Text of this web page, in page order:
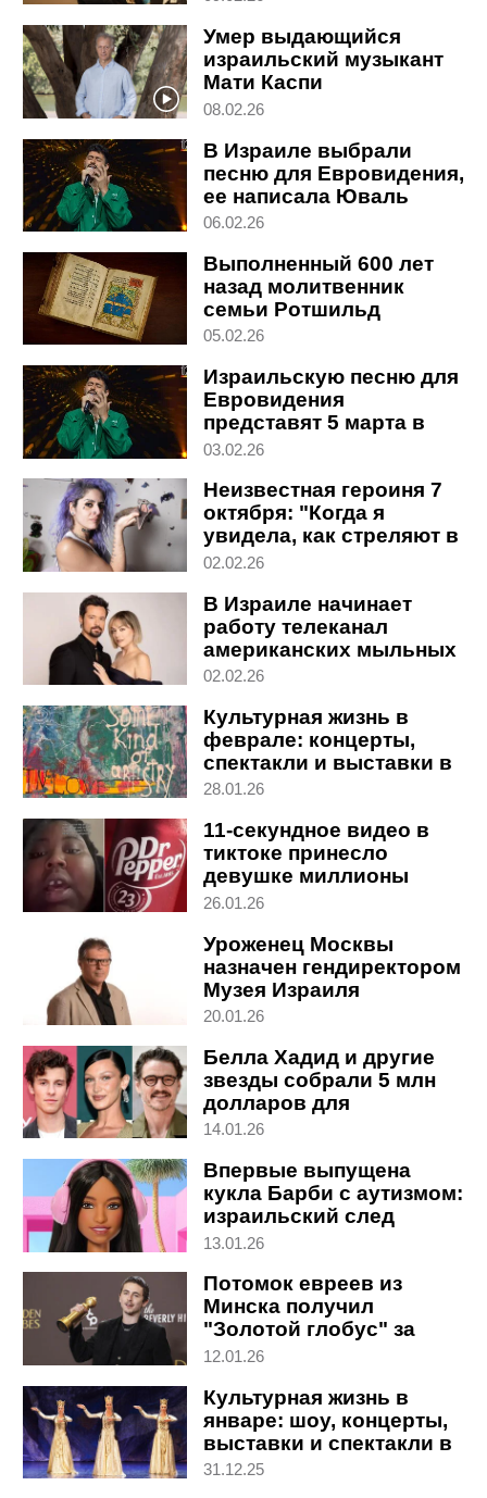
Умер выдающийся
израильский музыкант
Мати Каспи
08.02.26
В Израиле выбрали
песню для Евровидения,
ее написала Юваль
Рафаэль
06.02.26
Выполненный 600 лет
назад молитвенник
семьи Ротшильд
выставлен на продажу
05.02.26
Израильскую песню для
Евровидения
представят 5 марта в
прямом эфире
03.02.26
Неизвестная героиня 7
октября: "Когда я
увидела, как стреляют в
собак, то поняла - я
02.02.26
В Израиле начинает
работу телеканал
американских мыльных
опер
02.02.26
Культурная жизнь в
феврале: концерты,
спектакли и выставки в
Израиле
28.01.26
11-секундное видео в
тиктоке принесло
девушке миллионы
долларов
26.01.26
Уроженец Москвы
назначен гендиректором
Музея Израиля
20.01.26
Белла Хадид и другие
звезды собрали 5 млн
долларов для
прохамасовского фонда
14.01.26
Впервые выпущена
кукла Барби с аутизмом:
израильский след
13.01.26
Потомок евреев из
Минска получил
"Золотой глобус" за
лучшую мужскую роль
12.01.26
Культурная жизнь в
январе: шоу, концерты,
выставки и спектакли в
Израиле
31.12.25